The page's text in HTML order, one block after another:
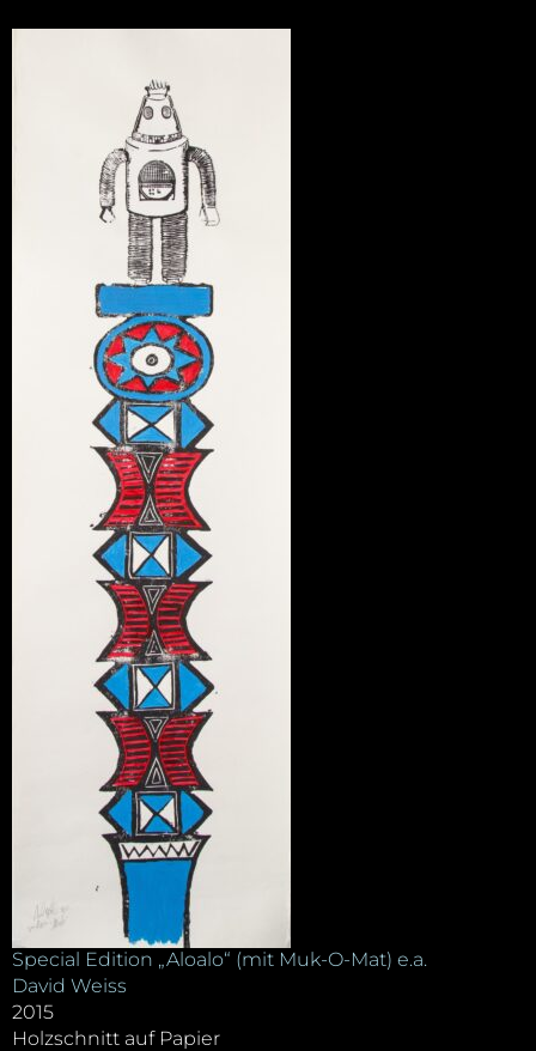
Special Edition „Aloalo“ (mit Muk-O-Mat) e.a.
David Weiss
2015
Holzschnitt auf Papier